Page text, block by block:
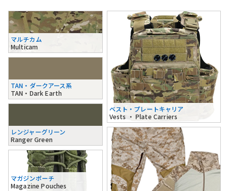
マルチカム
Multicam
TAN・ダークアース系
TAN・Dark Earth
レンジャーグリーン
Ranger Green
ベスト・プレートキャリア
Vests ・ Plate Carriers
マガジンポーチ
Magazine Pouches